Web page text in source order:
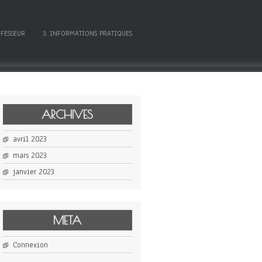
3. INFORMATIONS PRATIQUES
ARCHIVES
avril 2023
mars 2023
janvier 2023
META
Connexion